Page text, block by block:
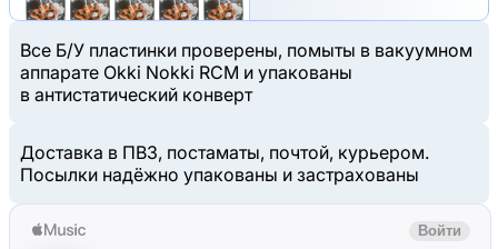
Все Б/У пластинки проверены, помыты в вакуумном
аппарате Okki Nokki RCM и упакованы
в антистатический конверт
Доставка в ПВЗ, постаматы, почтой, курьером.
Посылки надёжно упакованы и застрахованы